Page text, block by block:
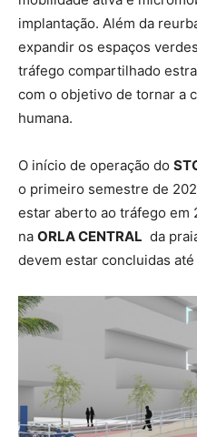
implantação. Além da
expandir os espaços
tráfego compartilhado
com o objetivo de tornar a
humana.
O início de operação do
o primeiro semestre de
estar aberto ao tráfego em
na ORLA CENTRAL da
devem estar concluidas